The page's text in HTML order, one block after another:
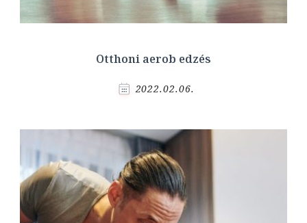
Otthoni aerob edzés
2022.02.06.